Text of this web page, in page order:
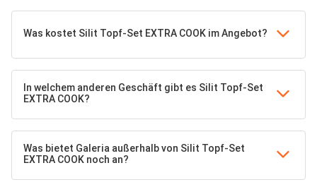
Was kostet Silit Topf-Set EXTRA COOK im Angebot?
In welchem anderen Geschäft gibt es Silit Topf-Set
EXTRA COOK?
Was bietet Galeria außerhalb von Silit Topf-Set
EXTRA COOK noch an?